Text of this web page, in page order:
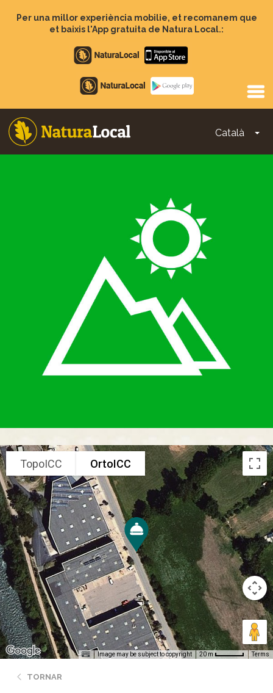
Per una millor experiència mobilie, et recomanem que
et baixis l'App gratuita de Natura Local.:
Apple
store
Google
Play
Català
Main
TopoICC OrtoICC
Image may be subject to copyright 20 m Terms
TORNAR